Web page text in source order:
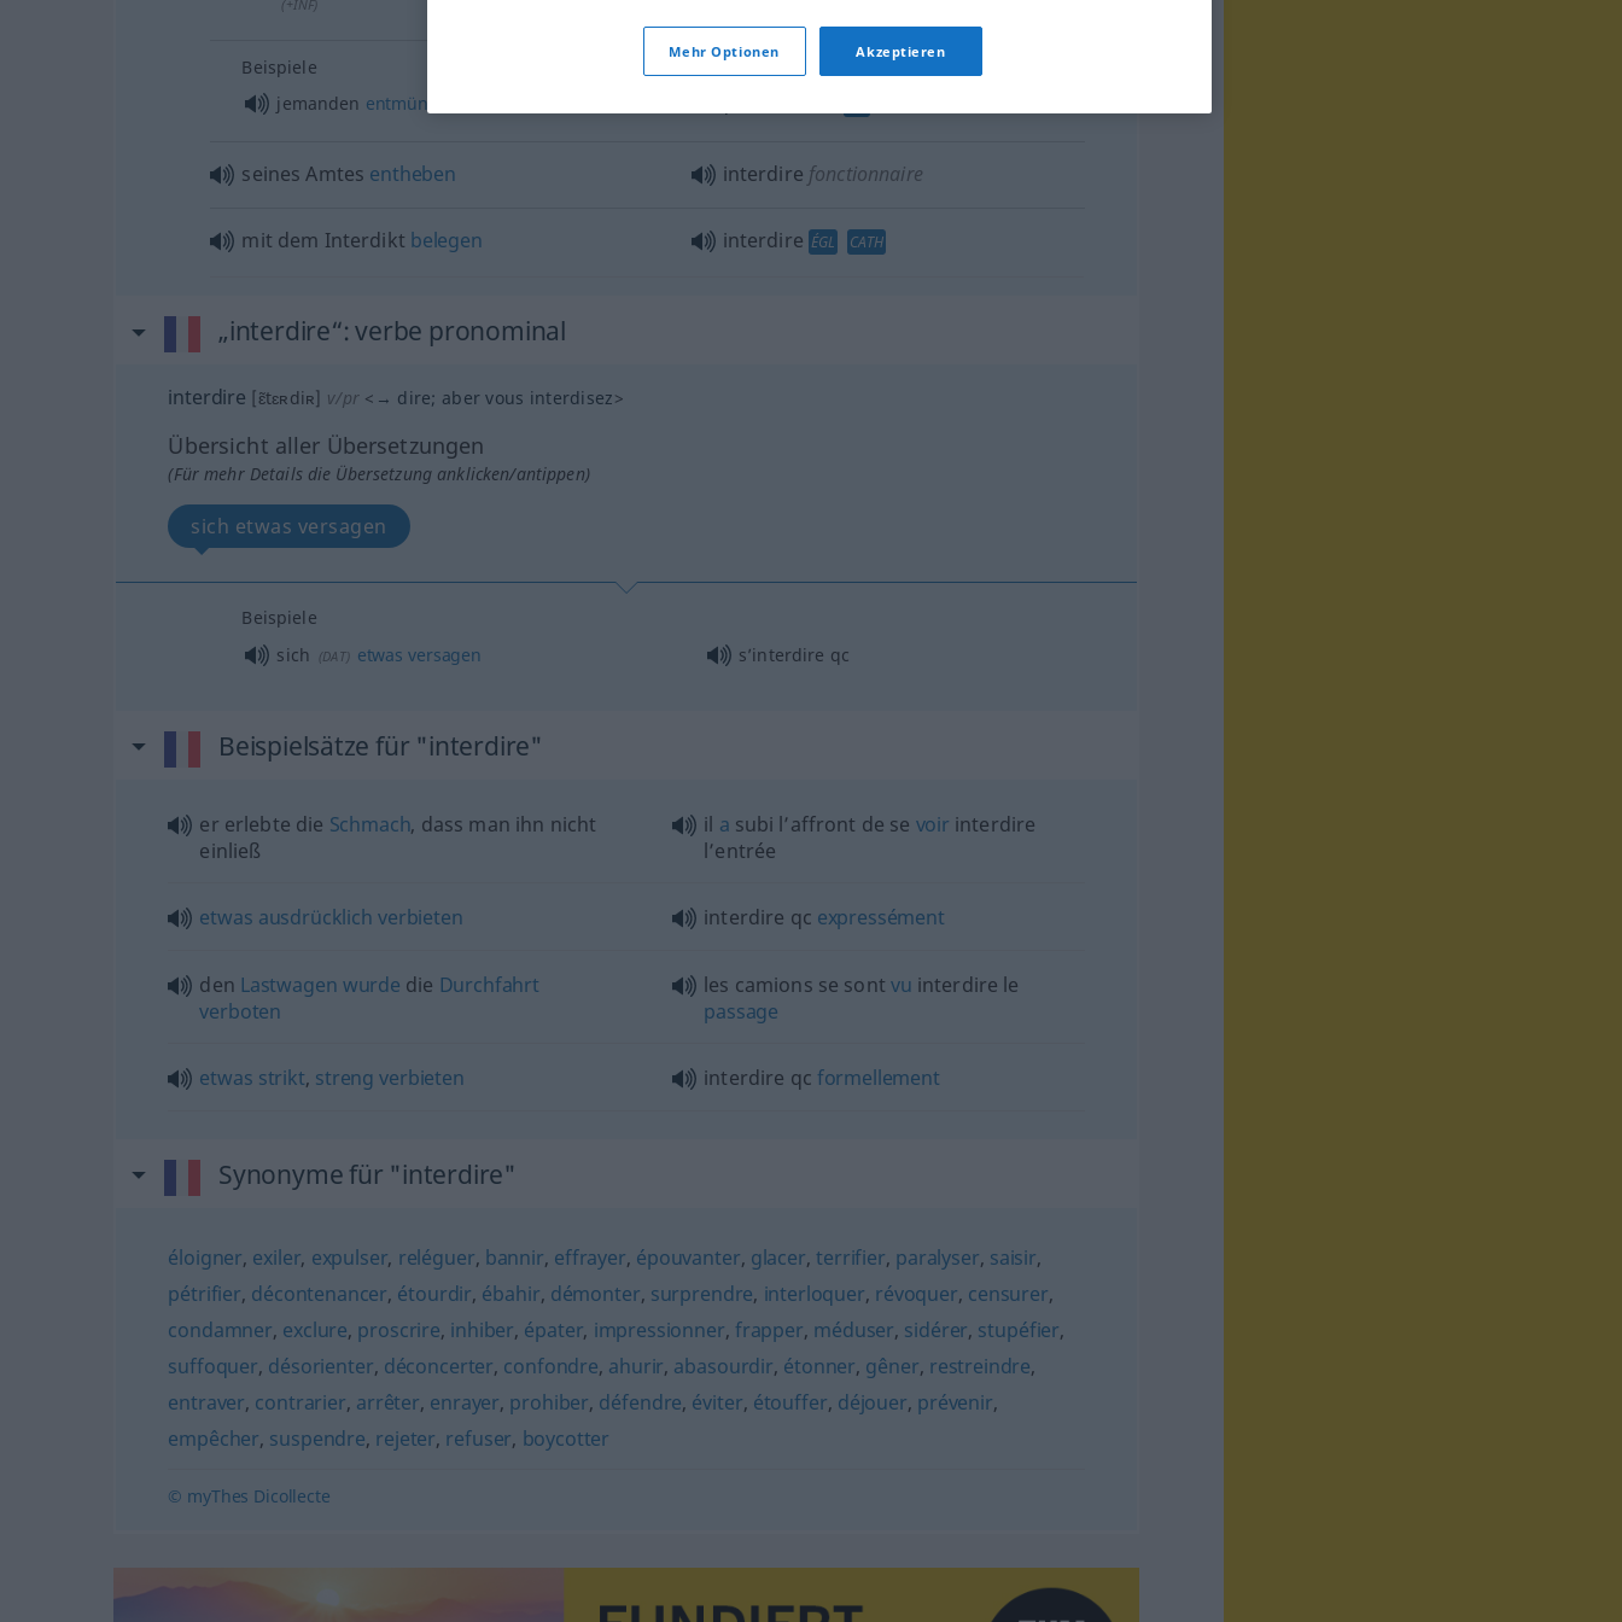
(+INF)
Beispiele
jemanden entmündigen
seines Amtes entheben interdire fonctionnaire
mit dem Interdikt belegen interdire ÉGL CATH
„interdire“: verbe pronominal
interdire [ɛ̃tɛʀdiʀ] v/pr < → dire; aber vous interdisez>
Übersicht aller Übersetzungen
(Für mehr Details die Übersetzung anklicken/antippen)
sich etwas versagen
Beispiele
sich (DAT) etwas versagen s’interdire qc
Beispielsätze für "interdire"
er erlebte die Schmach, dass man ihn nicht
einließ
il a subi l’affront de se voir interdire
l’entrée
etwas ausdrücklich verbieten interdire qc expressément
den Lastwagen wurde die Durchfahrt
verboten
les camions se sont vu interdire le
passage
etwas strikt, streng verbieten interdire qc formellement
Synonyme für "interdire"
éloigner, exiler, expulser, reléguer, bannir, effrayer, épouvanter, glacer,terrifier, paralyser, saisir,
pétrifier, décontenancer, étourdir, ébahir, démonter, surprendre, interloquer, révoquer, censurer,
condamner, exclure, proscrire, inhiber, épater, impressionner, frapper, méduser, sidérer, stupéfier,
suffoquer, désorienter, déconcerter, confondre, ahurir, abasourdir, étonner, gêner, restreindre,
entraver, contrarier, arrêter, enrayer, prohiber, défendre, éviter, étouffer, déjouer, prévenir,
empêcher, suspendre, rejeter, refuser, boycotter
© myThes Dicollecte
Mehr Optionen Akzeptieren